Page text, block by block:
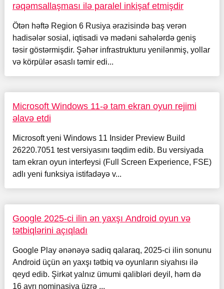
rəqəmsallaşması ilə paralel inkişaf etmişdir
Ötən həftə Region 6 Rusiya ərazisində baş verən
hadisələr sosial, iqtisadi və mədəni sahələrdə geniş
təsir göstərmişdir. Şəhər infrastrukturu yenilənmiş, yollar
və körpülər əsaslı təmir edi...
Microsoft Windows 11-ə tam ekran oyun rejimi
əlavə etdi
Microsoft yeni Windows 11 Insider Preview Build
26220.7051 test versiyasını təqdim edib. Bu versiyada
tam ekran oyun interfeysi (Full Screen Experience, FSE)
adlı yeni funksiya istifadəyə v...
Google 2025-ci ilin ən yaxşı Android oyun və
tətbiqlərini açıqladı
Google Play ənənəyə sadiq qalaraq, 2025-ci ilin sonunu
Android üçün ən yaxşı tətbiq və oyunların siyahısı ilə
qeyd edib. Şirkət yalnız ümumi qalibləri deyil, həm də
16 ayrı nominasiya üzrə ...